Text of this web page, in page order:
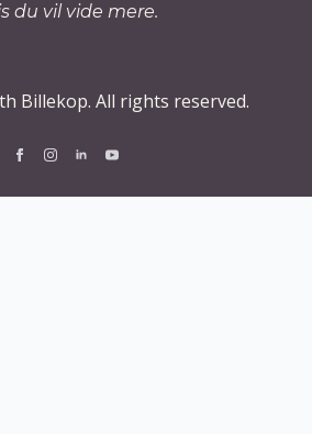
du vil vide mere.
Billekop. All rights reserved.